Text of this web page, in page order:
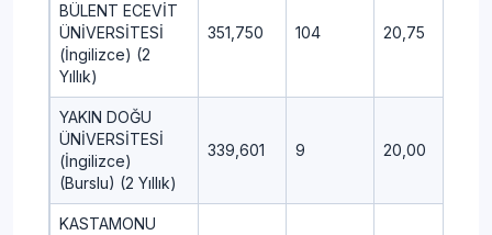
BÜLENT ECEVİT
ÜNİVERSİTESİ
(İngilizce) (2
Yıllık)
351,750 104 20,75
YAKIN DOĞU
ÜNİVERSİTESİ
(İngilizce)
(Burslu) (2 Yıllık)
339,601 9 20,00
KASTAMONU